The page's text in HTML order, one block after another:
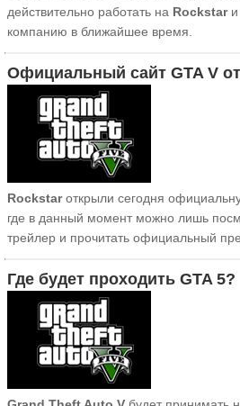
действительно работать на Rockstarи
компанию в ближайшее время.
Официальный сайт GTA V
Rockstarоткрыли сегодня
где в данный момент можно лишь
трейлер и прочитать официальный
Где будет проходить GTA 5?